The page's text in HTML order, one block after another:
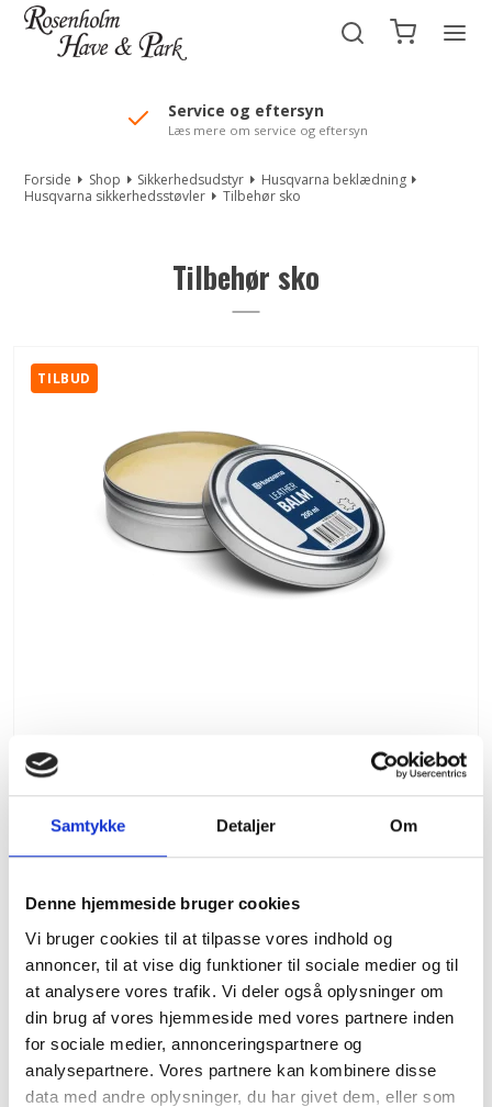
Samtykke Detaljer Om
Denne hjemmeside bruger cookies
Vi bruger cookies til at tilpasse vores indhold og
annoncer, til at vise dig funktioner til sociale medier og til
at analysere vores trafik. Vi deler også oplysninger om
din brug af vores hjemmeside med vores partnere inden
for sociale medier, annonceringspartnere og
analysepartnere. Vores partnere kan kombinere disse
data med andre oplysninger, du har givet dem, eller som
//Mailchimp autofill selected "Pakke"
Service og eftersyn
Læs mere om service og eftersyn
Forside Shop Sikkerhedsudstyr
Husqvarna beklædning
Husqvarna sikkerhedsstøvler
Tilbehør sko
Tilbehør sko
TILBUD
Husqvarna læderfedt
Husqvarna
79,00 DKK
(inkl. moms)
VIS PRODUKT